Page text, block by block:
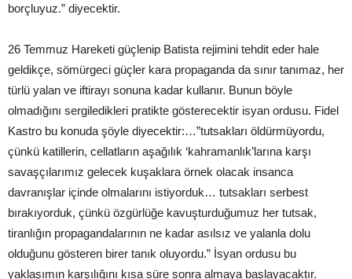
borçluyuz.” diyecektir.
26 Temmuz Hareketi güçlenip Batista rejimini tehdit eder hale
geldikçe, sömürgeci güçler kara propaganda da sınır tanımaz, her
türlü yalan ve iftirayı sonuna kadar kullanır. Bunun böyle
olmadığını sergiledikleri pratikte gösterecektir isyan ordusu. Fidel
Kastro bu konuda şöyle diyecektir:…”tutsakları öldürmüyordu,
çünkü katillerin, cellatların aşağılık ‘kahramanlık’larına karşı
savaşçılarımız gelecek kuşaklara örnek olacak insanca
davranışlar içinde olmalarını istiyorduk… tutsakları serbest
bırakıyorduk, çünkü özgürlüğe kavuşturduğumuz her tutsak,
tiranlığın propagandalarının ne kadar asılsız ve yalanla dolu
olduğunu gösteren birer tanık oluyordu.” İsyan ordusu bu
yaklaşımın karşılığını kısa süre sonra almaya başlayacaktır.